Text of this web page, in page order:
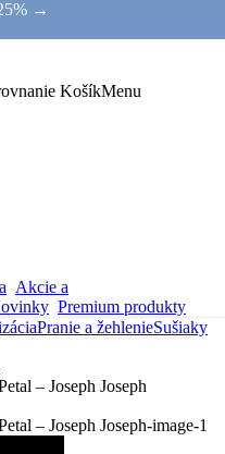
→
KošíkMenu
Akcie a
Premium produkty
Pranie a žehlenieSušiaky